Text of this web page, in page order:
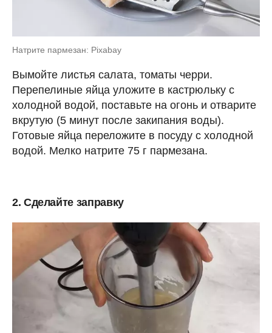
Натрите пармезан: Pixabay
Вымойте листья салата, томаты черри.
Перепелиные яйца уложите в кастрюльку с
холодной водой, поставьте на огонь и отварите
вкрутую (5 минут после закипания воды).
Готовые яйца переложите в посуду с холодной
водой. Мелко натрите 75 г пармезана.
2. Сделайте заправку